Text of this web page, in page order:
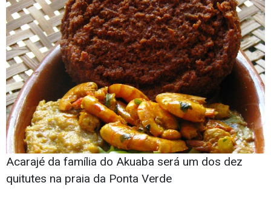
Acarajé da família do Akuaba será um dos dez
quitutes na praia da Ponta Verde